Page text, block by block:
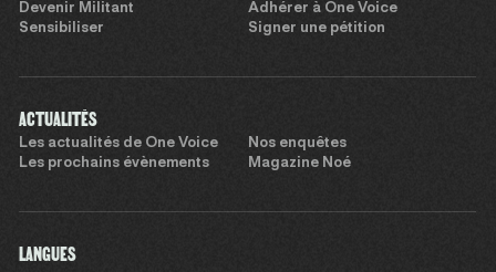
Devenir Militant
Adhérer à One Voice
Sensibiliser
Signer une pétition
ACTUALITÉS
Les actualités de One Voice
Nos enquêtes
Les prochains évènements
Magazine Noé
LANGUES